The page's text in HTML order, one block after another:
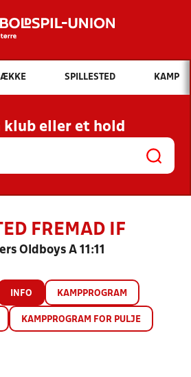
Hvad vil du søge efter?
INDHOLD OG NYHEDER
KLUBBER OG
HOLD
SPILLESTED KAMP
klub eller et hold
FREMAD IF
Oldboys A 11:11
INFO KAMPPROGRAM
KAMPPROGRAM FOR PULJE